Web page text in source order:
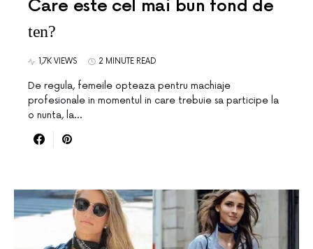
Care este cel mai bun fond de
ten?
1,7K VIEWS 2 MINUTE READ
De regula, femeile opteaza pentru machiaje
profesionale in momentul in care trebuie sa participe la
o nunta, la…